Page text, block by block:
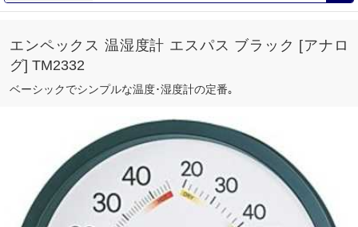
エンペックス 温湿度計 エスパス ブラック [アナロ
グ] TM2332
ベーシックでシンプルな温度･湿度計の定番｡